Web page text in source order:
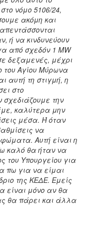
νόμο 5106/24,
ακόμη και
ή να κινδυνεύουν
από σχεδόν 1 MW
δεξαμενές, μέχρι
του Αγίου Μύρωνα
αυτή τη στιγμή, η
στο
σχεδιάζουμε την
καλύτερα μην
μέσα. Ή όταν
να
Αυτή είναι η
καλό θα ήταν να
του Υπουργείου για
πω για να είμαι
της ΚΕΔΕ. Εμείς
είναι μόνο αν θα
θα πάρει και άλλα